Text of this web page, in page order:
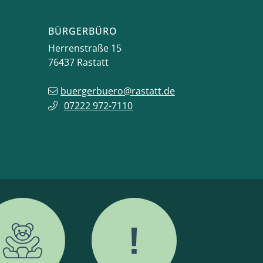
BÜRGERBÜRO
Herrenstraße 15
76437 Rastatt
buergerbuero@rastatt.de
07222 972-7110